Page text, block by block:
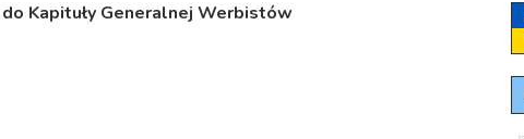
Kapituły Generalnej Werbistów